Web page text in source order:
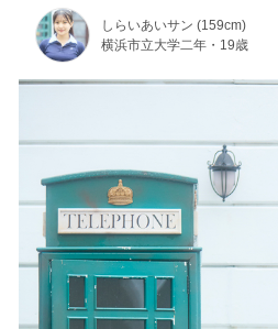
しらいあいサン (159cm)
横浜市立大学二年・19歳